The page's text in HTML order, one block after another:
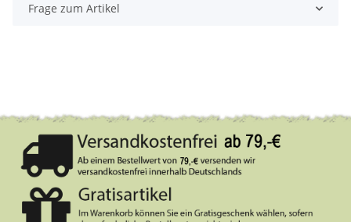
Frage zum Artikel